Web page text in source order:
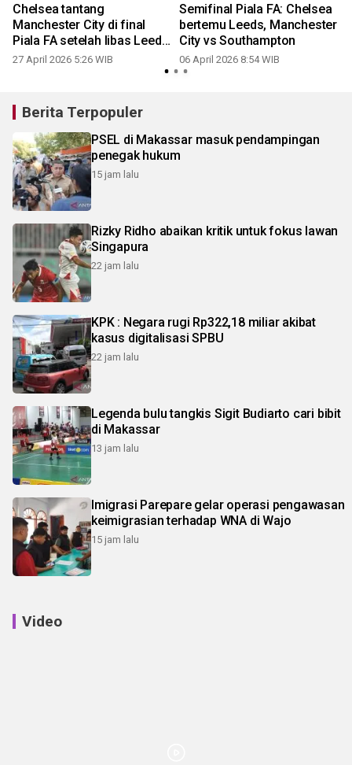
Chelsea tantang
Manchester City di final
Piala FA setelah libas Leeds
United 1-0
27 April 2026 5:26 WIB
Semifinal Piala FA: Chelsea
bertemu Leeds, Manchester
City vs Southampton
06 April 2026 8:54 WIB
Berita Terpopuler
PSEL di Makassar masuk pendampingan
penegak hukum
15 jam lalu
Rizky Ridho abaikan kritik untuk fokus lawan
Singapura
22 jam lalu
KPK : Negara rugi Rp322,18 miliar akibat
kasus digitalisasi SPBU
22 jam lalu
Legenda bulu tangkis Sigit Budiarto cari bibit
di Makassar
13 jam lalu
Imigrasi Parepare gelar operasi pengawasan
keimigrasian terhadap WNA di Wajo
15 jam lalu
Video